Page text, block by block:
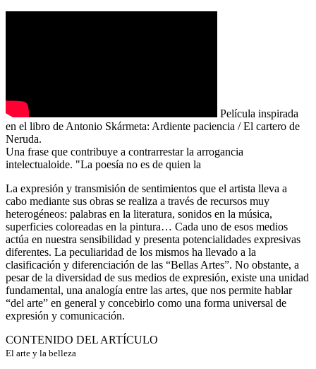
Película inspirada
en el libro de Antonio Skármeta: Ardiente paciencia / El cartero de
Neruda.
Una frase que contribuye a contrarrestar la arrogancia
intelectualoide. "La poesía no es de quien la
La expresión y transmisión de sentimientos que el artista lleva a
cabo mediante sus obras se realiza a través de recursos muy
heterogéneos: palabras en la literatura, sonidos en la música,
superficies coloreadas en la pintura… Cada uno de esos medios
actúa en nuestra sensibilidad y presenta potencialidades expresivas
diferentes. La peculiaridad de los mismos ha llevado a la
clasificación y diferenciación de las “Bellas Artes”. No obstante, a
pesar de la diversidad de sus medios de expresión, existe una unidad
fundamental, una analogía entre las artes, que nos permite hablar
“del arte” en general y concebirlo como una forma universal de
expresión y comunicación.
CONTENIDO DEL ARTÍCULO
El arte y la belleza